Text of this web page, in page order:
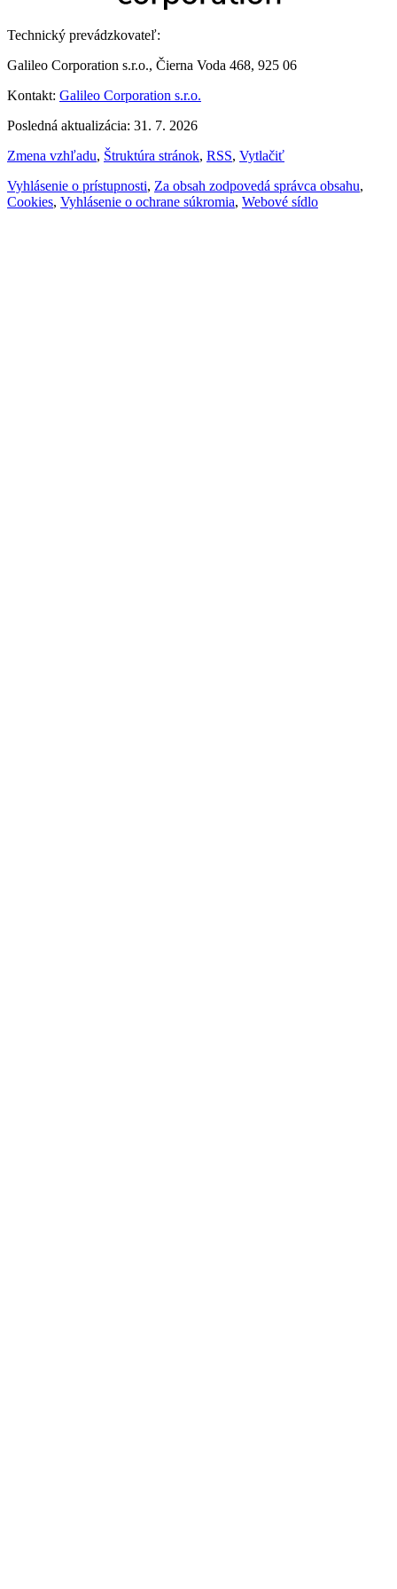
Technický prevádzkovateľ:
Galileo Corporation s.r.o., Čierna Voda 468, 925 06
Kontakt: Galileo Corporation s.r.o.
Posledná aktualizácia: 31. 7. 2026
Zmena vzhľadu, Štruktúra stránok, RSS, Vytlačiť
Vyhlásenie o prístupnosti, Za obsah zodpovedá správca obsahu,
Cookies, Vyhlásenie o ochrane súkromia, Webové sídlo